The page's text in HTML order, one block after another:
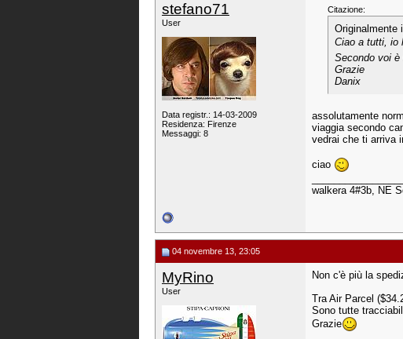
stefano71
User
Data registr.: 14-03-2009
Residenza: Firenze
Messaggi: 8
Citazione:
Originalmente
Ciao a tutti, io
Secondo voi è
Grazie
Danix
assolutamente
viaggia secondo
vedrai che ti arriva
ciao
walkera 4#3b, NE
04 novembre 13, 23:05
MyRino
User
Non c'è più la
Tra Air Parcel
Sono tutte
Grazie